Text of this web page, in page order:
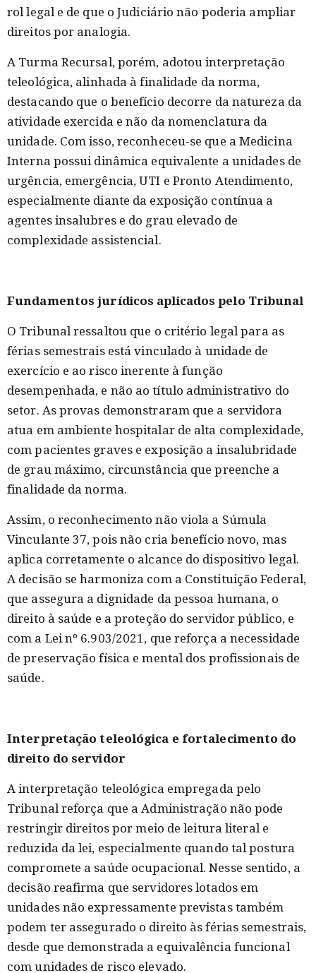
rol legal e de que o Judiciário não poderia ampliar
direitos por analogia.
A Turma Recursal, porém, adotou interpretação
teleológica, alinhada à finalidade da norma,
destacando que o benefício decorre da natureza da
atividade exercida e não da nomenclatura da
unidade. Com isso, reconheceu-se que a Medicina
Interna possui dinâmica equivalente a unidades de
urgência, emergência, UTI e Pronto Atendimento,
especialmente diante da exposição contínua a
agentes insalubres e do grau elevado de
complexidade assistencial.
Fundamentos jurídicos aplicados pelo Tribunal
O Tribunal ressaltou que o critério legal para as
férias semestrais está vinculado à unidade de
exercício e ao risco inerente à função
desempenhada, e não ao título administrativo do
setor. As provas demonstraram que a servidora
atua em ambiente hospitalar de alta complexidade,
com pacientes graves e exposição a insalubridade
de grau máximo, circunstância que preenche a
finalidade da norma.
Assim, o reconhecimento não viola a Súmula
Vinculante 37, pois não cria benefício novo, mas
aplica corretamente o alcance do dispositivo legal.
A decisão se harmoniza com a Constituição Federal,
que assegura a dignidade da pessoa humana, o
direito à saúde e a proteção do servidor público, e
com a Lei nº 6.903/2021, que reforça a necessidade
de preservação física e mental dos profissionais de
saúde.
Interpretação teleológica e fortalecimento do
direito do servidor
A interpretação teleológica empregada pelo
Tribunal reforça que a Administração não pode
restringir direitos por meio de leitura literal e
reduzida da lei, especialmente quando tal postura
compromete a saúde ocupacional. Nesse sentido, a
decisão reafirma que servidores lotados em
unidades não expressamente previstas também
podem ter assegurado o direito às férias semestrais,
desde que demonstrada a equivalência funcional
com unidades de risco elevado.